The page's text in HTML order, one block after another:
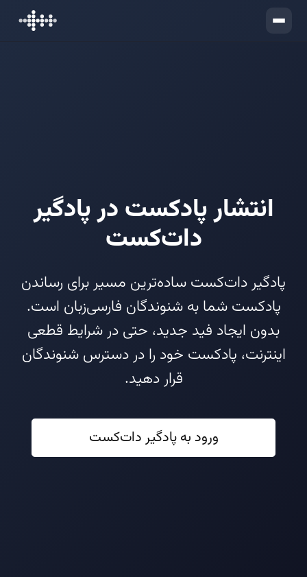
انتشار پادکست در پادگیر
دات‌کست
پادگیر دات‌کست ساده‌ترین مسیر برای رساندن
پادکست شما به شنوندگان فارسی‌زبان است.
بدون ایجاد فید جدید، حتی در شرایط قطعی
اینترنت، پادکست خود را در دسترس شنوندگان
قرار دهید.
ورود به پادگیر دات‌کست